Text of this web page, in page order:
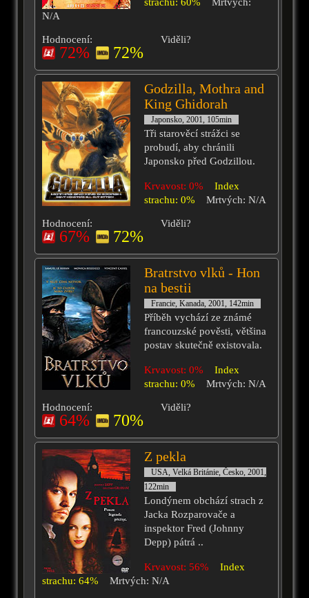
N/A
Hodnocení:
72% 72%
Viděli?
Godzilla, Mothra and
King Ghidorah
Japonsko, 2001, 105min
Tři starověcí strážci se
probudí, aby chránili
Japonsko před Godzillou.
Krvavost: 0%
Index
strachu: 0%
Mrtvých: N/A
Hodnocení:
67% 72%
Viděli?
Bratrstvo vlků - Hon
na bestii
Francie, Kanada, 2001, 142min
Příběh vychází ze známé
francouzské pověsti, většina
postav skutečně existovala.
Krvavost: 0%
Index
strachu: 0%
Mrtvých: N/A
Hodnocení:
64% 70%
Viděli?
Z pekla
USA, Velká Británie, Česko, 2001,
122min
Londýnem obchází strach z
Jacka Rozparovače a
inspektor Fred (Johnny
Depp) pátrá ..
Krvavost: 56%
Index
strachu: 64%
Mrtvých: N/A